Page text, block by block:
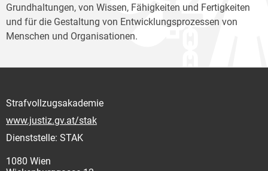
Grundhaltungen, von Wissen, Fähigkeiten und Fertigkeiten
und für die Gestaltung von Entwicklungsprozessen von
Menschen und Organisationen.
Strafvollzugsakademie
www.justiz.gv.at/stak
Dienststelle: STAK
1080 Wien